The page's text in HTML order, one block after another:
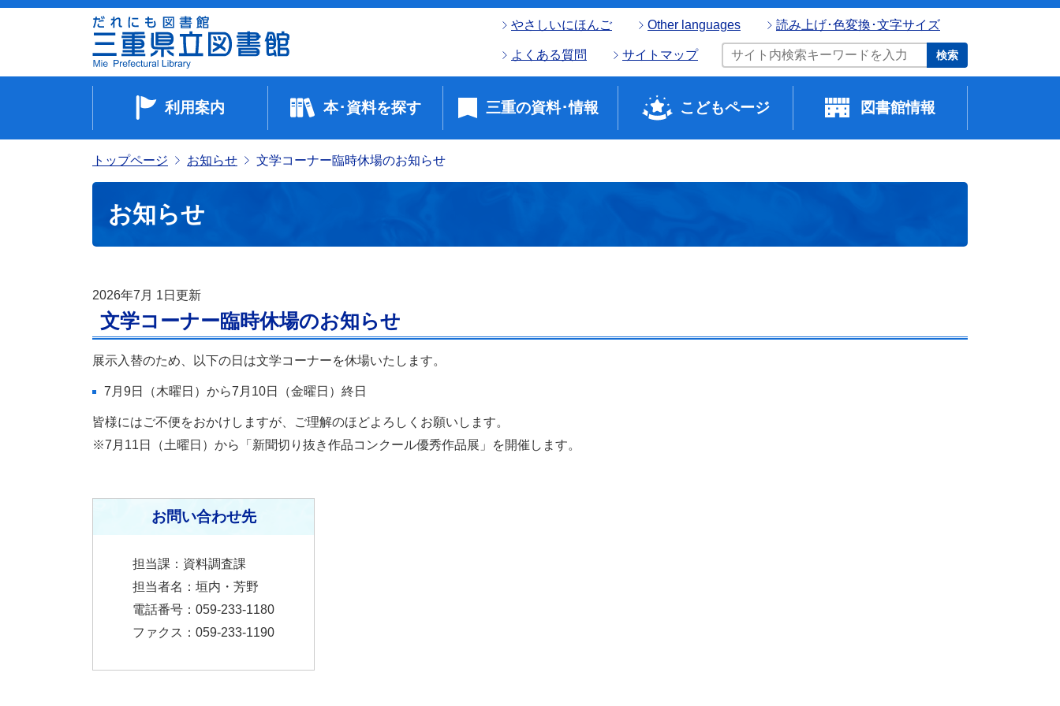
やさしいにほんご Other languages 読み上げ･色変換･文字サイズ
よくある質問 サイトマップ 検索
利用案内 本･資料を探す 三重の資料･情報 こどもページ 図書館情報
トップページ お知らせ 文学コーナー臨時休場のお知らせ
お知らせ
2026年7月 1日 更新
文学コーナー臨時休場のお知らせ
展示入替のため、以下の日は文学コーナーを休場いたします。
7月9日（木曜日）から7月10日（金曜日）終日
皆様にはご不便をおかけしますが、ご理解のほどよろしくお願いします。
※7月11日（土曜日）から「新聞切り抜き作品コンクール優秀作品展」を開催します。
お問い合わせ先
担当課：資料調査課
担当者名：垣内・芳野
電話番号：059-233-1180
ファクス：059-233-1190